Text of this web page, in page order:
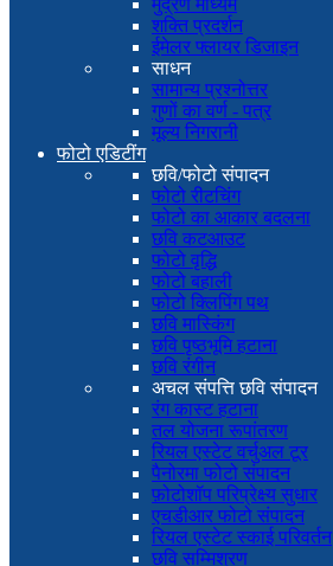
मुद्रण माध्यम
शक्ति प्रदर्शन
ईमेलर फ्लायर डिजाइन
साधन
सामान्य प्रश्नोत्तर
गुणों का वर्ण - पत्र
मूल्य निगरानी
फोटो एडिटींग
छवि/फोटो संपादन
फोटो रीटचिंग
फोटो का आकार बदलना
छवि कटआउट
फोटो वृद्धि
फोटो बहाली
फोटो क्लिपिंग पथ
छवि मास्किंग
छवि पृष्ठभूमि हटाना
छवि रंगीन
अचल संपत्ति छवि संपादन
रंग कास्ट हटाना
तल योजना रूपांतरण
रियल एस्टेट वर्चुअल टूर
पैनोरमा फोटो संपादन
फ़ोटोशॉप परिप्रेक्ष्य सुधार
एचडीआर फोटो संपादन
रियल एस्टेट स्काई परिवर्तन
छवि सम्मिश्रण